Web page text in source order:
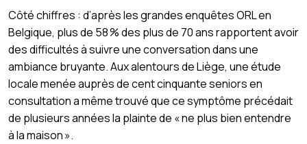
Côté chiffres : d’après les grandes enquêtes ORL en
Belgique, plus de 58 % des plus de 70 ans rapportent avoir
des difficultés à suivre une conversation dans une
ambiance bruyante. Aux alentours de Liège, une étude
locale menée auprès de cent cinquante seniors en
consultation a même trouvé que ce symptôme précédait
de plusieurs années la plainte de « ne plus bien entendre
à la maison ».